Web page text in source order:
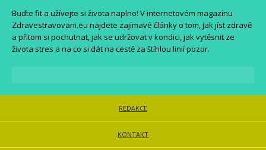
Buďte fit a užívejte si života naplno! V internetovém magazínu
Zdravestravovani.eu najdete zajímavé články o tom, jak jíst zdravě
a přitom si pochutnat, jak se udržovat v kondici, jak vytěsnit ze
života stres a na co si dát na cestě za štíhlou linií pozor.
REDAKCE
KONTAKT